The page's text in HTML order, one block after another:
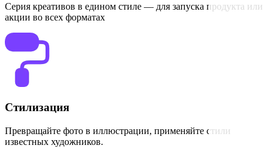
Серия креативов в едином стиле — для запуска продукта или
акции во всех форматах
Стилизация
Превращайте фото в иллюстрации, применяйте стили
известных художников.